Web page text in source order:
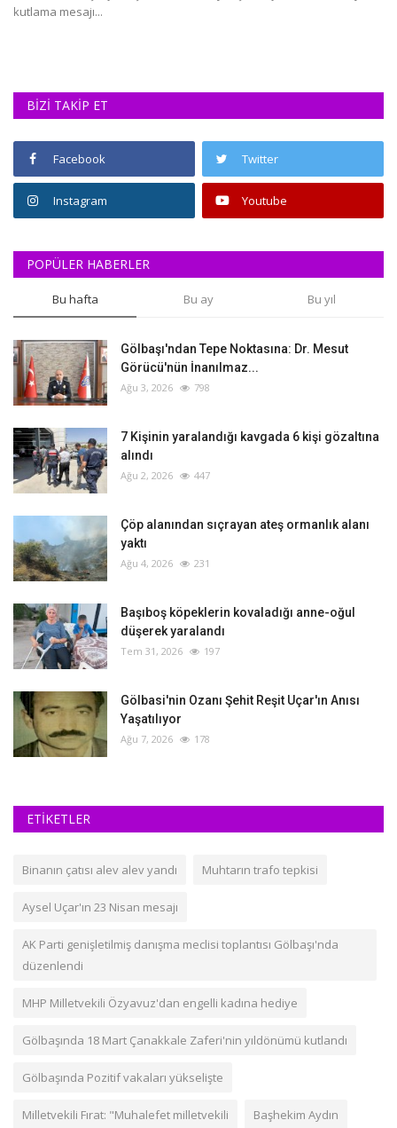
kutlama mesajı...
BİZİ TAKİP ET
Facebook Twitter
Instagram Youtube
POPÜLER HABERLER
Bu hafta Bu ay Bu yıl
Gölbaşı'ndan Tepe Noktasına: Dr. Mesut
Görücü'nün İnanılmaz...
Ağu 3, 2026 798
‎7 Kişinin yaralandığı kavgada 6 kişi gözaltına
alındı
Ağu 2, 2026 447
Çöp alanından sıçrayan ateş ormanlık alanı
yaktı
Ağu 4, 2026 231
Başıboş köpeklerin kovaladığı anne-oğul
düşerek yaralandı
Tem 31, 2026 197
Gölbasi'nin Ozanı Şehit Reşit Uçar'ın Anısı
Yaşatılıyor
Ağu 7, 2026 178
ETİKETLER
Binanın çatısı alev alev yandı Muhtarın trafo tepkisi
Aysel Uçar'ın 23 Nisan mesajı
AK Parti genişletilmiş danışma meclisi toplantısı Gölbaşı'nda
düzenlendi
MHP Milletvekili Özyavuz'dan engelli kadına hediye
Gölbaşında 18 Mart Çanakkale Zaferi'nin yıldönümü kutlandı
Gölbaşında Pozitif vakaları yükselişte
Milletvekili Fırat: "Muhalefet milletvekili Başhekim Aydın